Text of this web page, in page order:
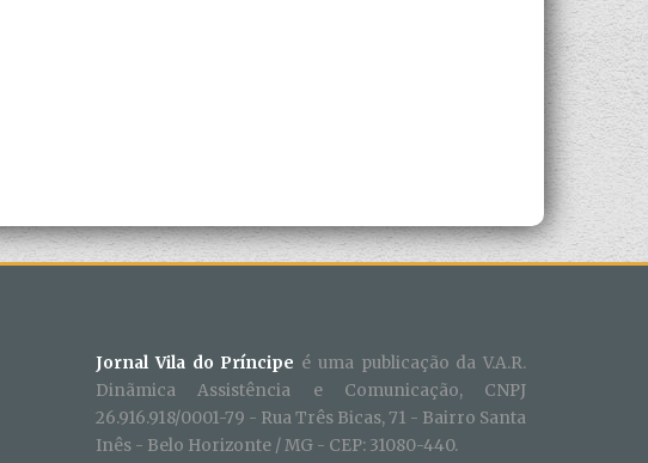
Jornal Vila do Príncipe é uma publicação da V.A.R.
Dinãmica Assistência e Comunicação, CNPJ
26.916.918/0001-79 - Rua Três Bicas, 71 - Bairro Santa
Inês - Belo Horizonte / MG - CEP: 31080-440.